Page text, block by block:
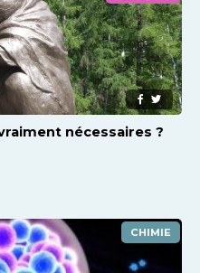
nécessaires ?
CHIMIE